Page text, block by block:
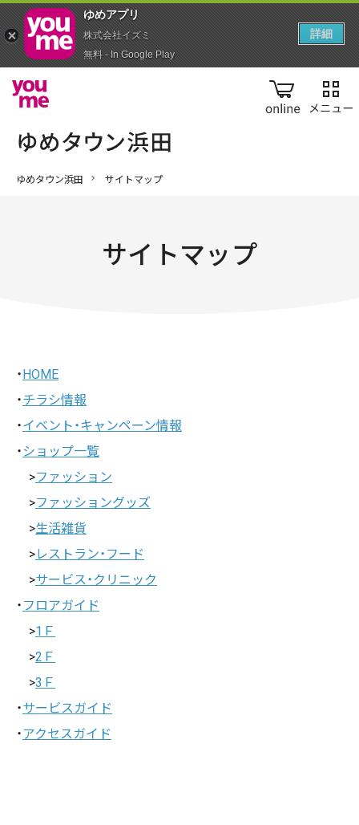
online
ゆめタウン浜田 サイトマップ
サイトマップ
・HOME
・チラシ情報
・イベント・キャンペーン情報
・ ショップ一覧
>ファッション
>ファッショングッズ
>生活雑貨
>レストラン・フード
>サービス・クリニック
・ フロアガイド
>1Ｆ
>2Ｆ
>3Ｆ
・サービスガイド
・アクセスガイド
ゆめアプ‪リ‬
株式会社イズミ
無料 - In Google Play
詳細